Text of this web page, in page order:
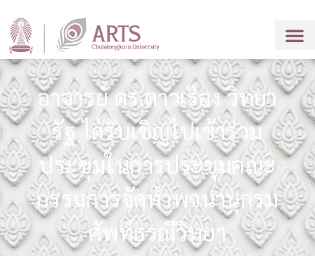
อาจารย์ ดร.ดาวเรือง วิทยา
รัฐ ได้รับเชิญไปเข้าร่วม
ประชุมในการประชุมคณะ
กรรมการจัดทำพจนานุกรม
ศัพท์ธรณีวิทยา